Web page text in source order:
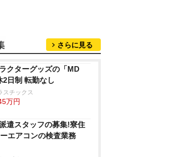
さらに見る
クターグッズの「MD
2日制 転勤なし
スチックス
万円
遣スタッフの募集!寮住
エアコンの検査業務